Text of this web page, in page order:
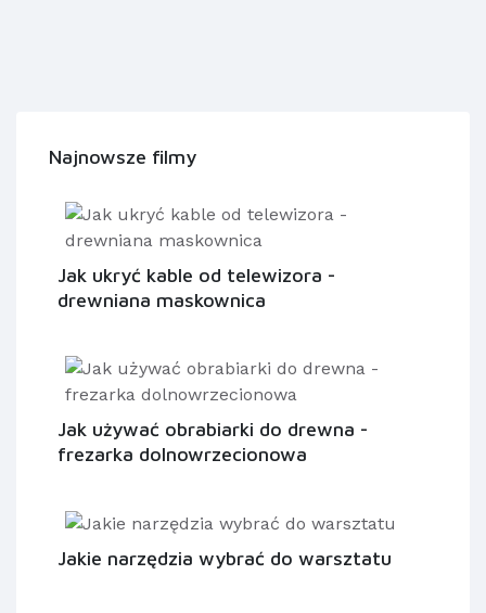
Najnowsze filmy
Jak ukryć kable od telewizora -
drewniana maskownica
Jak używać obrabiarki do drewna -
frezarka dolnowrzecionowa
Jakie narzędzia wybrać do warsztatu